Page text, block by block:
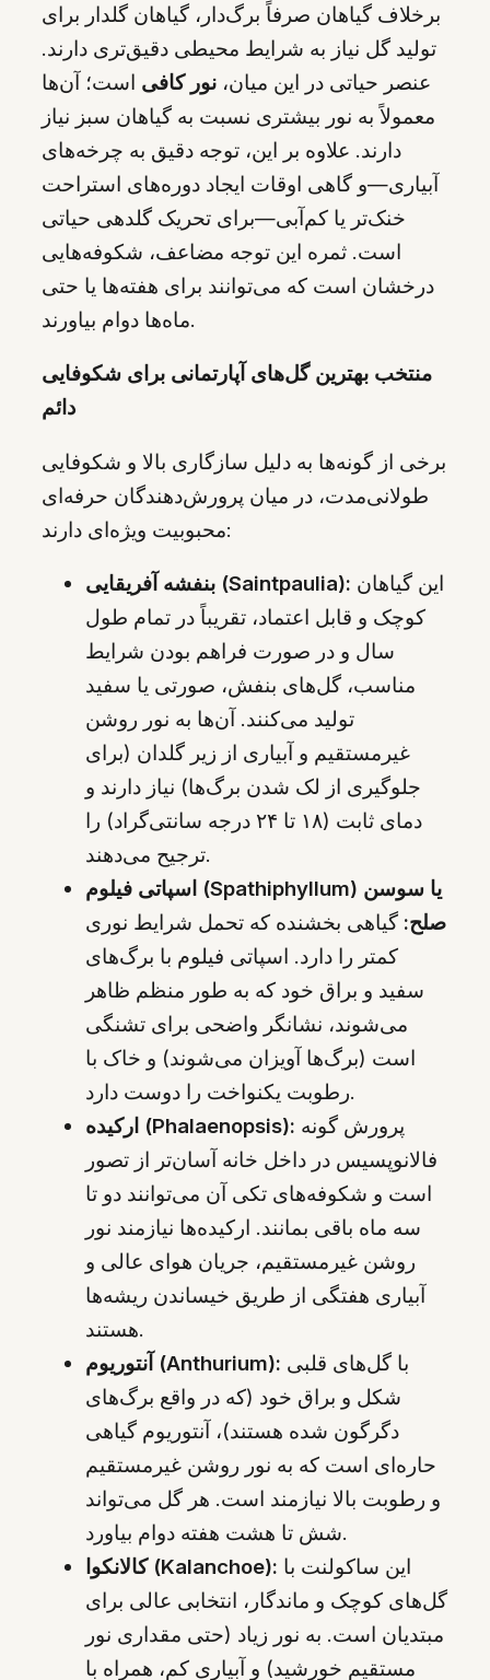
برخلاف گیاهان صرفاً برگ‌دار، گیاهان گلدار برای
تولید گل نیاز به شرایط محیطی دقیق‌تری دارند.
عنصر حیاتی در این میان، نور کافی است؛ آن‌ها
معمولاً به نور بیشتری نسبت به گیاهان سبز نیاز
دارند. علاوه بر این، توجه دقیق به چرخه‌های
آبیاری—و گاهی اوقات ایجاد دوره‌های استراحت
خنک‌تر یا کم‌آبی—برای تحریک گلدهی حیاتی
است. ثمره این توجه مضاعف، شکوفه‌هایی
درخشان است که می‌توانند برای هفته‌ها یا حتی
ماه‌ها دوام بیاورند.
منتخب بهترین گل‌های آپارتمانی برای شکوفایی
دائم
برخی از گونه‌ها به دلیل سازگاری بالا و شکوفایی
طولانی‌مدت، در میان پرورش‌دهندگان حرفه‌ای
محبوبیت ویژه‌ای دارند:
بنفشه آفریقایی (Saintpaulia):
کوچک و قابل اعتماد، تقریباً در تمام طول
سال و در صورت فراهم بودن شرایط
مناسب، گل‌های بنفش، صورتی یا سفید
تولید می‌کنند. آن‌ها به نور روشن
غیرمستقیم و آبیاری از زیر گلدان (برای
جلوگیری از لک شدن برگ‌ها) نیاز دارند و
دمای ثابت (۱۸ تا ۲۴ درجه سانتی‌گراد) را
ترجیح می‌دهند.
اسپاتی فیلوم (Spathiphyllum) یا سوسن
صلح: گیاهی بخشنده که تحمل شرایط نوری
کمتر را دارد. اسپاتی فیلوم با برگ‌های
سفید و براق خود که به طور منظم ظاهر
می‌شوند، نشانگر واضحی برای تشنگی
است (برگ‌ها آویزان می‌شوند) و خاک با
رطوبت یکنواخت را دوست دارد.
ارکیده (Phalaenopsis):
فالانوپسیس در داخل خانه آسان‌تر از تصور
است و شکوفه‌های تکی آن می‌توانند دو تا
سه ماه باقی بمانند. ارکیده‌ها نیازمند نور
روشن غیرمستقیم، جریان هوای عالی و
آبیاری هفتگی از طریق خیساندن ریشه‌ها
هستند.
آنتوریوم (Anthurium):
شکل و براق خود (که در واقع برگ‌های
دگرگون شده هستند)، آنتوریوم گیاهی
حاره‌ای است که به نور روشن غیرمستقیم
و رطوبت بالا نیازمند است. هر گل می‌تواند
شش تا هشت هفته دوام بیاورد.
کالانکوا (Kalanchoe):
گل‌های کوچک و ماندگار، انتخابی عالی برای
مبتدیان است. به نور زیاد (حتی مقداری نور
مستقیم خورشید) و آبیاری کم، همراه با